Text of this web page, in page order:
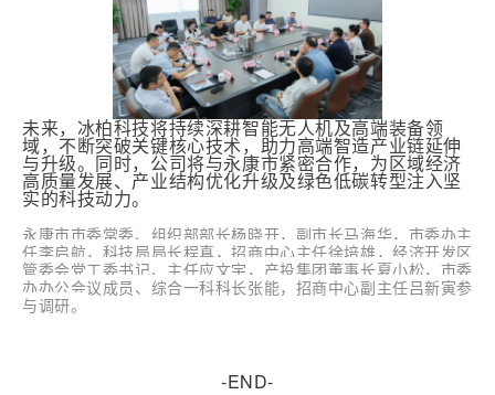
未来，冰柏科技将持续深耕智能无人机及高端装备领
域，不断突破关键核心技术，助力高端智造产业链延伸
与升级。同时，公司将与永康市紧密合作，为区域经济
高质量发展、产业结构优化升级及绿色低碳转型注入坚
实的科技动力。
永康市市委常委、组织部部长杨晓开， 副市长马海华， 市委办主
任李启航， 科技局局长程真，招商中心主任徐培雄 ，经济开发区
管委会党工委书记、主任应文宇， 产投集团董事长夏小松， 市委
办办公会议成员、综合一科科长张能，招商中心副主任吕新寅参
与调研。
-END-